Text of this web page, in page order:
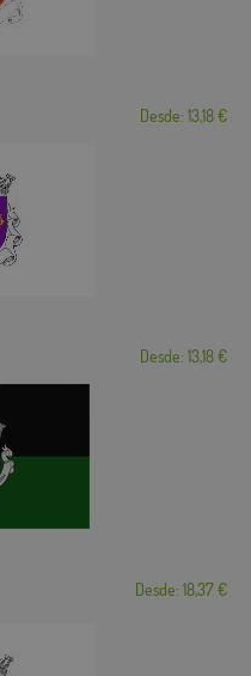
Desde: 13,18 €
Desde: 13,18 €
Desde: 18,37 €